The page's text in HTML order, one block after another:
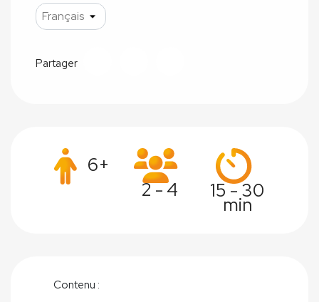
Partager
6+
2 - 4
15 - 30
min
Contenu :